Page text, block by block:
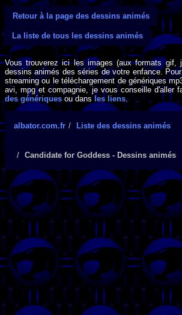
Retour à la page des dessins animés
La liste de tous les dessins animés
Vous trouverez ici les images (aux formats gif,
dessins animés des séries de votre enfance.
streaming ou le téléchargement de génériques
avi, mpg et compagnie, je vous conseille d'aller
des génériques ou dans les liens.
albator.com.fr Liste des dessins animés
Candidate for Goddess - Dessins animés